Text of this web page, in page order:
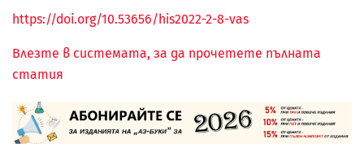
https://doi.org/10.53656/his2022-2-8-vas
Влезте в системата, за да прочетете пълната
статия